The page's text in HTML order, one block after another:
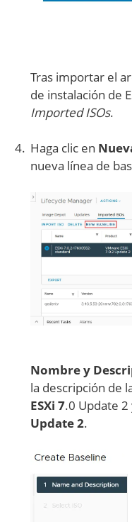
Tras importar el
de instalación de
Imported ISOs.
Haga clic en
nueva línea de
Nombre y
la descripción de
ESXi 7.0 Update 2
Update 2.